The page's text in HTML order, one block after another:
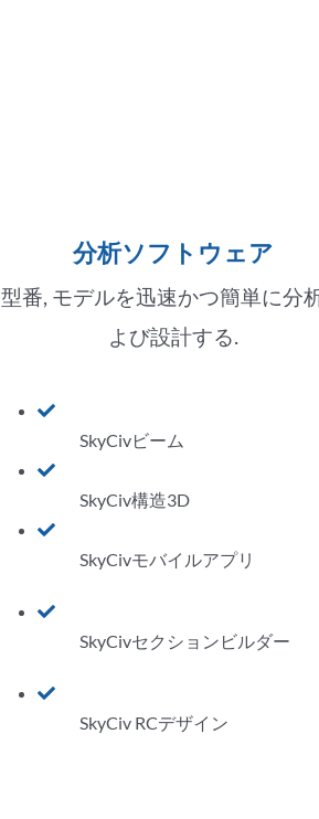
分析ソフトウェア
型番, モデルを迅速かつ簡単に分
よび設計する
SkyCivビーム
SkyCiv構造3D
SkyCivモバイルアプリ
SkyCivセクションビルダー
SkyCiv RCデザイン